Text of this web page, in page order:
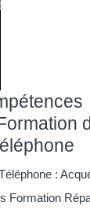
:
Formation